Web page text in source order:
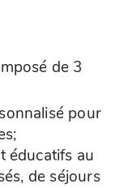
de 3
pour
éducatifs au
de séjours